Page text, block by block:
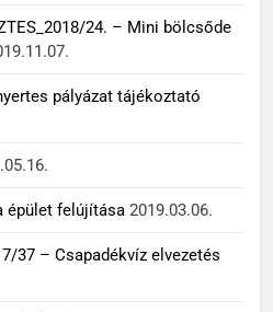
24. – Mini bölcsőde
pályázat tájékoztató
épület felújítása 2019.03.06.
37 – Csapadékvíz elvezetés